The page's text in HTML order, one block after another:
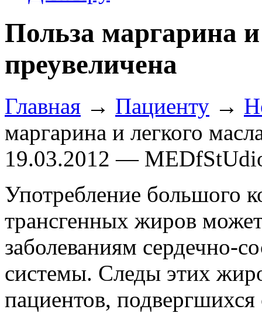
Польза маргарина
преувеличена
Главная → Пациенту →
маргарина и легкого
19.03.2012 —
Употребление большого
трансгенных жиров
заболеваниям сердечно-
системы. Следы этих
пациентов,